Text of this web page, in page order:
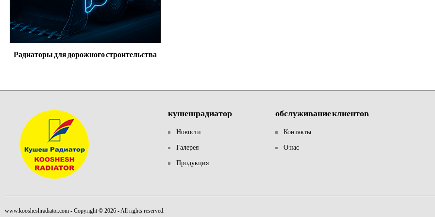
Радиаторы для дорожного строительства
кушешрадиатор
Новости
Галерея
Продукция
обслуживание клиентов
Контакты
О нас
www.koosheshradiator.com - Copyright © 2026 - All rights reserved.